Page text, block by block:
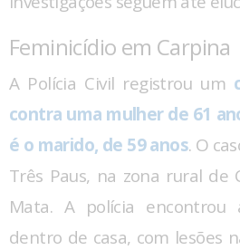
Feminicídio em Carpina
A Polícia Civil registrou um
contra uma mulher de 61
é o marido, de 59 anos. O
Três Paus, na zona rural de
Mata. A polícia
dentro de casa, com lesões